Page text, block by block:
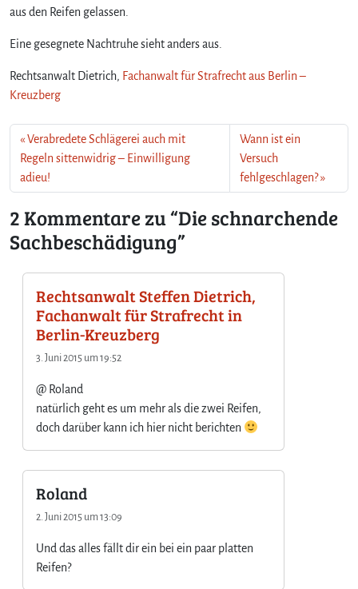
a
h
h
i
u
aus den Reifen gelassen.
Eine gesegnete Nachtruhe sieht anders aus.
Rechtsanwalt Dietrich, Fachanwalt für Strafrecht aus Berlin –
Kreuzberg
Verabredete Schlägerei auch mit
Regeln sittenwidrig – Einwilligung
adieu!
Wann ist ein
Versuch
fehlgeschlagen?
2 Kommentare zu “Die schnarchende
Sachbeschädigung”
Rechtsanwalt Steffen Dietrich,
Fachanwalt für Strafrecht in
Berlin-Kreuzberg
3. Juni 2015 um 19:52
@ Roland
natürlich geht es um mehr als die zwei Reifen,
doch darüber kann ich hier nicht berichten
Roland
2. Juni 2015 um 13:09
Und das alles fällt dir ein bei ein paar platten
Reifen?